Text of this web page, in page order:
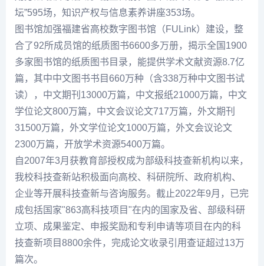
坛”595场，知识产权与信息素养讲座353场。
图书馆加强福建省高校数字图书馆（FULink）建设，整
合了92所成员馆的纸质图书6600多万册，揭示全国1900
多家图书馆的纸质图书目录，能提供学术文献资源8.7亿
篇，其中中文图书书目660万种（含338万种中文图书试
读），中文期刊13000万篇，中文报纸21000万篇，中文
学位论文800万篇，中文会议论文717万篇，外文期刊
31500万篇，外文学位论文1000万篇，外文会议论文
2300万篇，开放学术资源5400万篇。
自2007年3月获教育部授权成为部级科技查新机构以来，
我校科技查新站积极面向高校、科研院所、政府机构、
企业等开展科技查新与咨询服务。截止2022年9月，已完
成包括国家"863高科技项目"在内的国家及省、部级科研
立项、成果鉴定、申报奖励和专利申请等项目在内的科
技查新项目8800余件，完成论文收录引用查证超过13万
篇次。